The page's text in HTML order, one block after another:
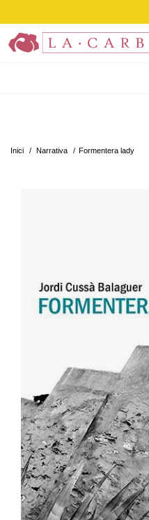
Inici / Narrativa / Formentera lady